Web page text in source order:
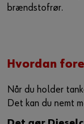
brændstofrør.
Hvordan
Når du holder
Det kan du nemt